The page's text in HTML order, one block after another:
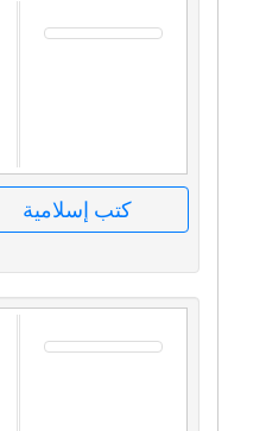
كتب إسلامية